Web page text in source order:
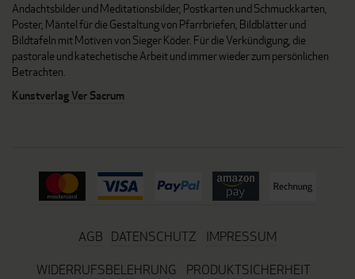
Andachtsbilder und Meditationsbilder, Postkarten und Schmuckkarten,
Poster, Mäntel für die Gestaltung von Pfarrbriefen, Bildblätter und
Bildtafeln mit Motiven von Sieger Köder. Für die Verkündigung, die
pastorale und katechetische Arbeit und immer wieder zum persönlichen
Betrachten.
Kunstverlag Ver Sacrum
AGB DATENSCHUTZ
IMPRESSUM
WIDERRUFSBELEHRUNG
PRODUKTSICHERHEIT